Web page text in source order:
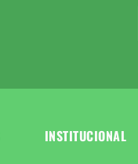
INSTITUCIONAL